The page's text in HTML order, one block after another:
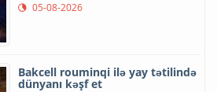
05-08-2026
Bakcell rouminqi ilə yay tətilində
dünyanı kəşf et